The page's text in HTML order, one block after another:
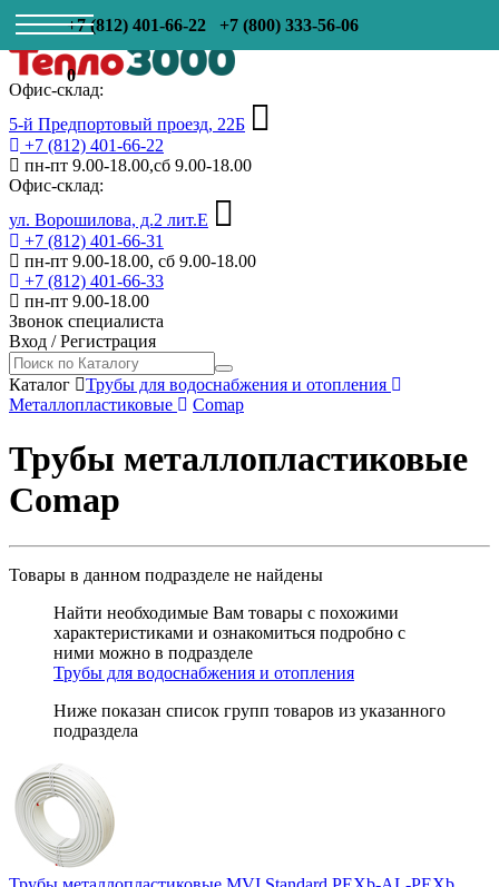
+7 (812) 401-66-22 +7 (800) 333-56-06
0
Офис-склад:
5-й Предпортовый проезд, 22Б
+7 (812) 401-66-22
пн-пт 9.00-18.00,сб 9.00-18.00
Офис-склад:
ул. Ворошилова, д.2 лит.Е
+7 (812) 401-66-31
пн-пт 9.00-18.00, сб 9.00-18.00
+7 (812) 401-66-33
пн-пт 9.00-18.00
Звонок специалиста
Вход /Регистрация
Каталог
Трубы для водоснабжения и отопления
Металлопластиковые
Comap
Трубы металлопластиковые
Comap
Товары в данном подразделе не найдены
Найти необходимые Вам товары с похожими
характеристиками и ознакомиться подробно с
ними можно в подразделе
Трубы для водоснабжения и отопления
Ниже показан список групп товаров из указанного
подраздела